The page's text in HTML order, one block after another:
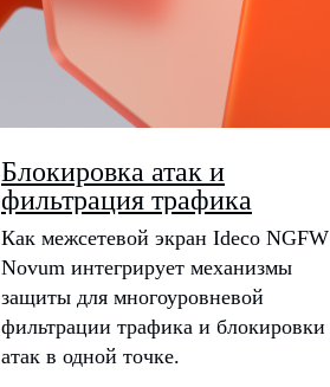
Блокировка атак и
фильтрация трафика
Как межсетевой экран Ideco NGFW
Novum интегрирует механизмы
защиты для многоуровневой
фильтрации трафика и блокировки
атак в одной точке.